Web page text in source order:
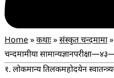
Home»कथाः»संस्कृत चन्दमामा»
चन्दमामीया
१. लोकमान्य तिलकमहोदयेन